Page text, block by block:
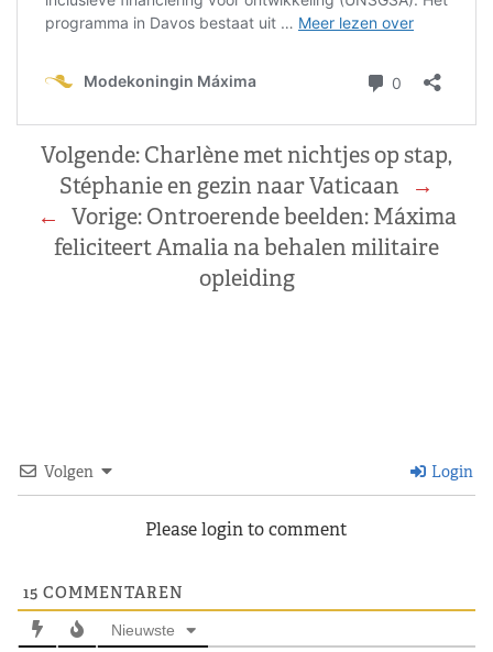
Volgende: Charlène met nichtjes op stap,
Stéphanie en gezin naar Vaticaan
→
← Vorige: Ontroerende beelden: Máxima
feliciteert Amalia na behalen militaire
opleiding
Volgen Login
Please login to comment
15 COMMENTAREN
Nieuwste